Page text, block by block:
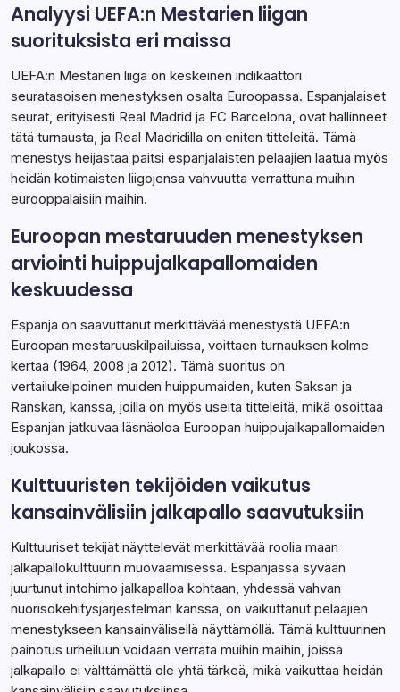
Analyysi UEFA:n Mestarien liigan
suorituksista eri maissa
UEFA:n Mestarien liiga on keskeinen indikaattori
seuratasoisen menestyksen osalta Euroopassa. Espanjalaiset
seurat, erityisesti Real Madrid ja FC Barcelona, ovat hallinneet
tätä turnausta, ja Real Madridilla on eniten titteleitä. Tämä
menestys heijastaa paitsi espanjalaisten pelaajien laatua myös
heidän kotimaisten liigojensa vahvuutta verrattuna muihin
eurooppalaisiin maihin.
Euroopan mestaruuden menestyksen
arviointi huippujalkapallomaiden
keskuudessa
Espanja on saavuttanut merkittävää menestystä UEFA:n
Euroopan mestaruuskilpailuissa, voittaen turnauksen kolme
kertaa (1964, 2008 ja 2012). Tämä suoritus on
vertailukelpoinen muiden huippumaiden, kuten Saksan ja
Ranskan, kanssa, joilla on myös useita titteleitä, mikä osoittaa
Espanjan jatkuvaa läsnäoloa Euroopan huippujalkapallomaiden
joukossa.
Kulttuuristen tekijöiden vaikutus
kansainvälisiin jalkapallo saavutuksiin
Kulttuuriset tekijät näyttelevät merkittävää roolia maan
jalkapallokulttuurin muovaamisessa. Espanjassa syvään
juurtunut intohimo jalkapalloa kohtaan, yhdessä vahvan
nuorisokehitysjärjestelmän kanssa, on vaikuttanut pelaajien
menestykseen kansainvälisellä näyttämöllä. Tämä kulttuurinen
painotus urheiluun voidaan verrata muihin maihin, joissa
jalkapallo ei välttämättä ole yhtä tärkeä, mikä vaikuttaa heidän